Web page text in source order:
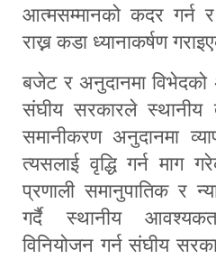
आत्मसम्मानको कदर गर्न र
राख्न कडा ध्यानाकर्षण
बजेट र अनुदानमा विभेदको
संघीय सरकारले स्थानीय
समानीकरण अनुदानमा
त्यसलाई वृद्धि गर्न माग
प्रणाली समानुपातिक र
गर्दै स्थानीय
विनियोजन गर्न संघीय